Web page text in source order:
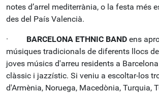
notes d’arrel mediterrània, o la festa més
des del País Valencià.
· BARCELONA ETHNIC BAND ens
músiques tradicionals de diferents llocs
joves músics d'arreu residents a
clàssic i jazzístic. Si veniu a escoltar-los
d'Armènia, Noruega, Macedònia, Turquia,